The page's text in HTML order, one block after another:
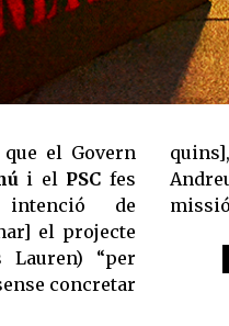
el Govern
i el PSC fes
de
el projecte
Lauren) “per
concretar